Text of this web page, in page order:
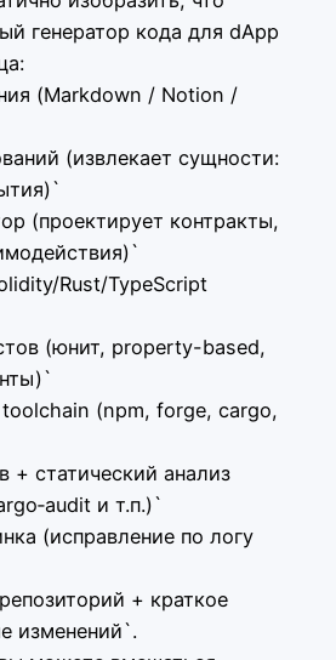
генератор кода для dApp
(Markdown / Notion /
(извлекает сущности:
(проектирует контракты,
Rust/TypeScript
(юнит, property-based,
(npm, forge, cargo,
+ статический анализ
и т.п.)`
(исправление по логу
+ краткое
изменений`.